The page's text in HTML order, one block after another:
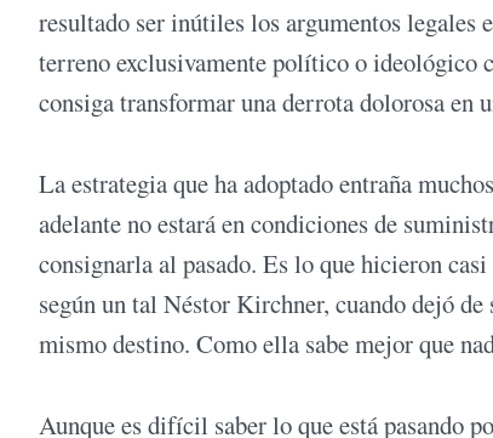
resultado ser inútiles los argumentos legales
terreno exclusivamente político o ideológico
consiga transformar una derrota dolorosa en
La estrategia que ha adoptado entraña
adelante no estará en condiciones de
consignarla al pasado. Es lo que hicieron
según un tal Néstor Kirchner, cuando dejó
mismo destino. Como ella sabe mejor que
Aunque es difícil saber lo que está pasando